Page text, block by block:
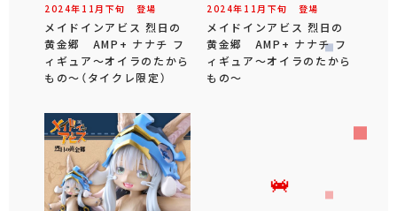
2024年 11 月 下旬 登場
メイドインアビス 烈日の
黄金郷 AMP+ ナナチ フ
ィギュア～オイラのたから
もの～（タイクレ限定）
2024年 11 月 下旬 登場
メイドインアビス 烈日の
黄金郷 AMP+ ナナチ フ
ィギュア～オイラのたから
もの～